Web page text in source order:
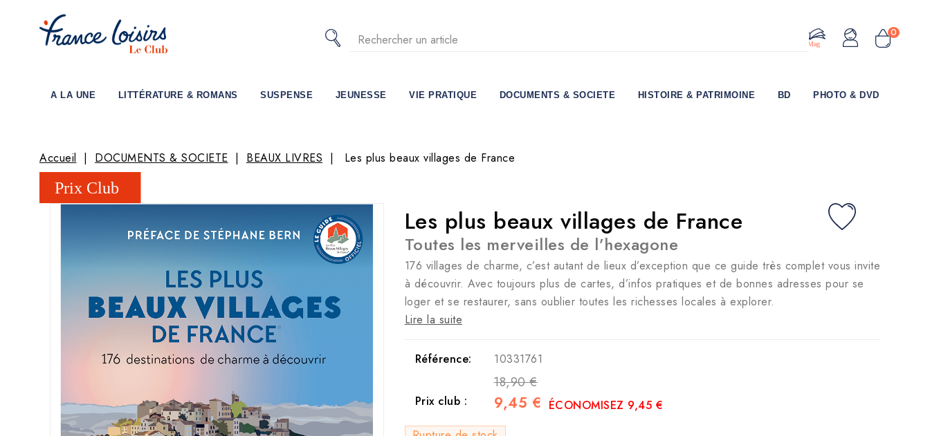
0
Le Mag
A LA UNE LITTÉRATURE & ROMANS SUSPENSE JEUNESSE VIE PRATIQUE DOCUMENTS & SOCIETE HISTOIRE & PATRIMOINE BD PHOTO & DVD
Accueil DOCUMENTS & SOCIETE BEAUX LIVRES Les plus beaux villages de France
Les plus beaux villages de France
Toutes les merveilles de l’hexagone
176 villages de charme, c’est autant de lieux d’exception que ce guide très complet vous invite
à découvrir. Avec toujours plus de cartes, d’infos pratiques et de bonnes adresses pour se
loger et se restaurer, sans oublier toutes les richesses locales à explorer.
Lire la suite
Référence: 10331761
18,90 €
Prix club : 9,45 € ÉCONOMISEZ 9,45 €